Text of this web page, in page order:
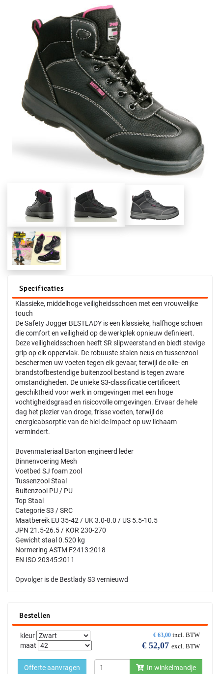
Specificaties
Klassieke, middelhoge veiligheidsschoen met een vrouwelijke
touch
De Safety Jogger BESTLADY is een klassieke, halfhoge schoen
die comfort en veiligheid op de werkplek opnieuw definieert.
Deze veiligheidsschoen heeft SR slipweerstand en biedt stevige
grip op elk oppervlak. De robuuste stalen neus en tussenzool
beschermen uw voeten tegen elk gevaar, terwijl de olie- en
brandstofbestendige buitenzool bestand is tegen zware
omstandigheden. De unieke S3-classificatie certificeert
geschiktheid voor werk in omgevingen met een hoge
vochtigheidsgraad en risicovolle omgevingen. Ervaar de hele
dag het plezier van droge, frisse voeten, terwijl de
energieabsorptie van de hiel de impact op uw lichaam
vermindert.
Bovenmateriaal Barton engineerd leder
Binnenvoering Mesh
Voetbed SJ foam zool
Tussenzool Staal
Buitenzool PU / PU
Top Staal
Categorie S3 / SRC
Maatbereik EU 35-42 / UK 3.0-8.0 / US 5.5-10.5
JPN 21.5-26.5 / KOR 230-270
Gewicht staal 0.520 kg
Normering ASTM F2413:2018
EN ISO 20345:2011
Opvolger is de Bestlady S3 vernieuwd
Bestellen
€ 63,00 incl. BTW
€ 52,07 excl. BTW
kleur
maat
In winkelmandje
Offerte aanvragen